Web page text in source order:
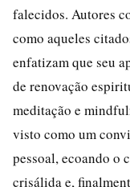
falecidos. Autores
como aqueles
enfatizam que seu
de renovação
meditação e
visto como um
pessoal, ecoando o
crisálida e,